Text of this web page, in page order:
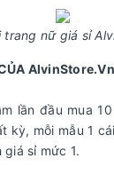
trang nữ giá sỉ
lần đầu mua
kỳ, mỗi mẫu 1
sỉ mức 1.